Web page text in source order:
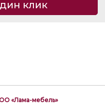
клик
«Лама-мебель»